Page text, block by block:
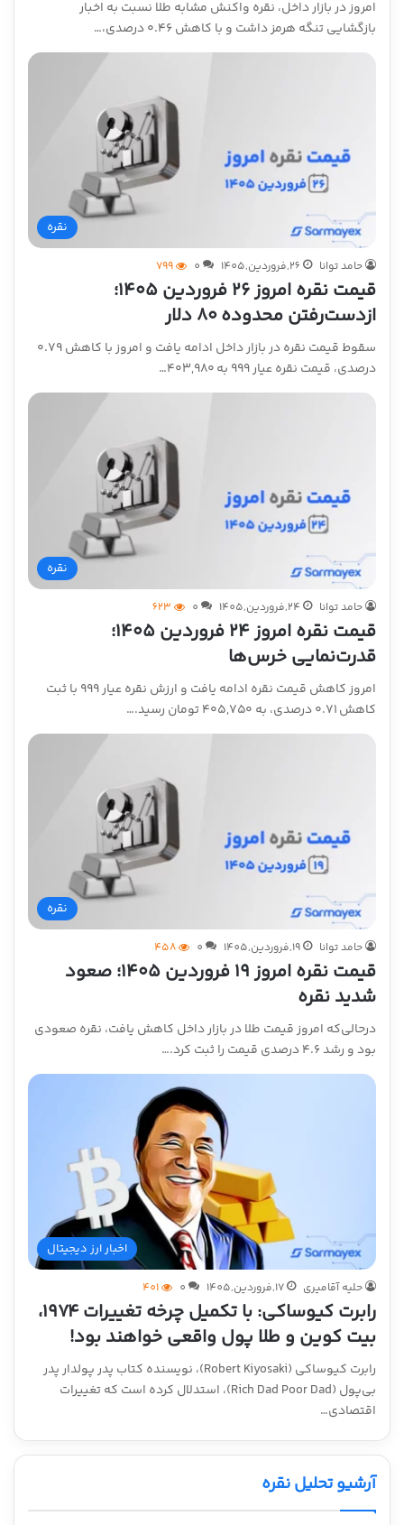
امروز در بازار داخل، نقره واکنش مشابه طلا نسبت به اخبار
بازگشایی تنگه هرمز داشت و با کاهش ۰.۴۶ درصدی،…
نقره
حامد توانا 26,فروردین,1405 0
799
قیمت نقره امروز ۲۶ فروردین ۱۴۰۵؛
ازدست‌رفتن محدوده ۸۰ دلار
سقوط قیمت نقره در بازار داخل ادامه یافت و امروز با کاهش ۰.۷۹
درصدی، قیمت نقره عیار ۹۹۹ به ۴۰۳,۹۸۰…
نقره
حامد توانا 24,فروردین,1405 0
623
قیمت نقره امروز ۲۴ فروردین ۱۴۰۵؛
قدرت‌نمایی خرس‌ها
امروز کاهش قیمت نقره ادامه یافت و ارزش نقره عیار ۹۹۹ با ثبت
کاهش ۰.۷۱ درصدی، به ۴۰۵,۷۵۰ تومان رسید.…
نقره
حامد توانا 19,فروردین,1405 0
458
قیمت نقره امروز ۱۹ فروردین ۱۴۰۵؛ صعود
شدید نقره
درحالی‌که امروز قیمت طلا در بازار داخل کاهش یافت، نقره صعودی
بود و رشد ۴.۶ درصدی قیمت را ثبت کرد.…
اخبار ارز دیجیتال
حلیه آقامیری 17,فروردین,1405 0
401
رابرت کیوساکی: با تکمیل چرخه تغییرات ۱۹۷۴،
بیت کوین و طلا پول واقعی خواهند بود!
رابرت کیوساکی (Robert Kiyosaki)، نویسنده کتاب پدر پولدار پدر
بی‌پول (Rich Dad Poor Dad)، استدلال کرده است که تغییرات
اقتصادی…
آرشیو تحلیل نقره